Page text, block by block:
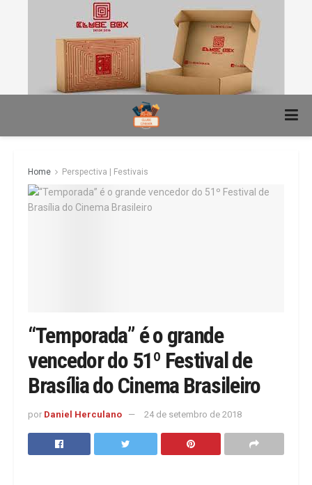
Home Perspectiva | Festivais
“Temporada” é o grande
vencedor do 51º Festival de
Brasília do Cinema Brasileiro
por Daniel Herculano 24 de setembro de 2018